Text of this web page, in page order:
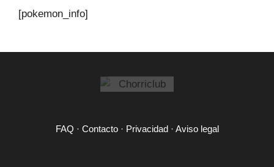
[pokemon_info]
FAQ · Contacto· Privacidad· Aviso legal